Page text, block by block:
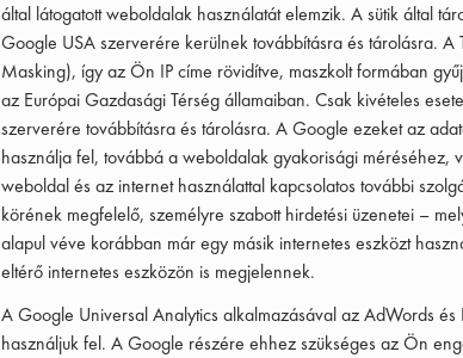
által látogatott weboldalak használatát elemzik. A sütik által
Google USA szerverére kerülnek továbbításra és tárolásra.
Masking), így az Ön IP címe rövidítve, maszkolt formában
az Európai Gazdasági Térség államaiban. Csak kivételes
szerverére továbbításra és tárolásra. A Google ezeket az
használja fel, továbbá a weboldalak gyakorisági méréséhez,
weboldal és az internet használattal kapcsolatos további
körének megfelelő, személyre szabott hirdetési üzenetei –
alapul véve korábban már egy másik internetes eszközt
eltérő internetes eszközön is megjelennek.
A Google Universal Analytics alkalmazásával az AdWords
használjuk fel. A Google részére ehhez szükséges az Ön